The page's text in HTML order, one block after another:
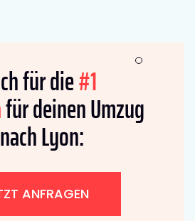
für die#1
für deinen Umzug
Lyon:
ANFRAGEN